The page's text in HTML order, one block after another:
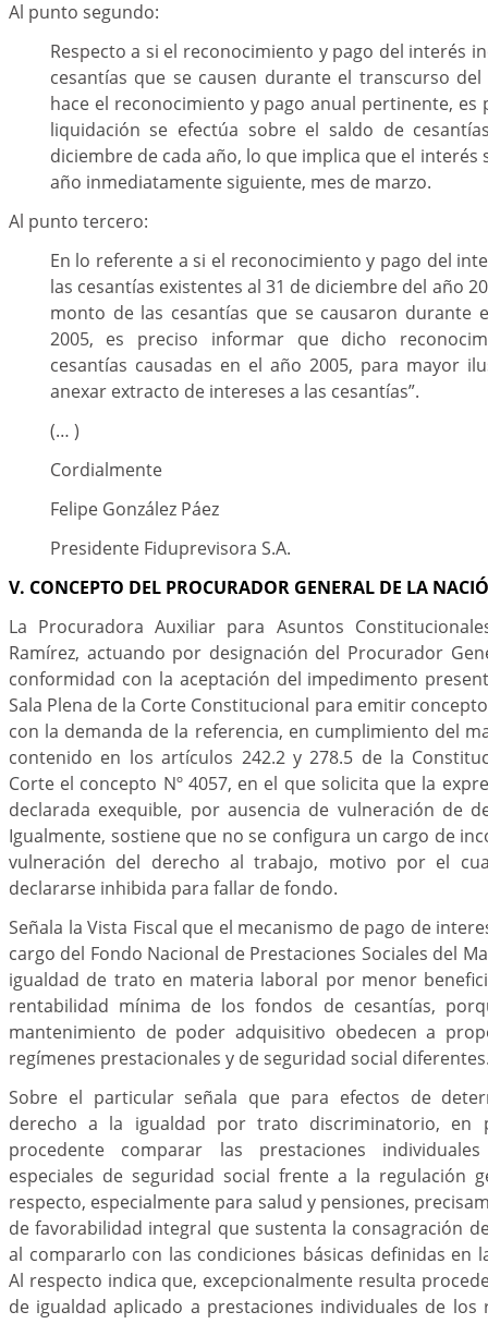
Al punto segundo:
Respecto a si el reconocimiento y pago del interés
cesantías que se causen durante el transcurso
hace el reconocimiento y pago anual pertinente, es
liquidación se efectúa sobre el saldo de
diciembre de cada año, lo que implica que el interés
año inmediatamente siguiente, mes de marzo.
Al punto tercero:
En lo referente a si el reconocimiento y pago del
las cesantías existentes al 31 de diciembre del año
monto de las cesantías que se causaron durante
2005, es preciso informar que dicho
cesantías causadas en el año 2005, para mayor
anexar extracto de intereses a las cesantías”.
(… )
Cordialmente
Felipe González Páez
Presidente Fiduprevisora S.A.
V. CONCEPTO DEL PROCURADOR GENERAL DE LA
La Procuradora Auxiliar para Asuntos
Ramírez, actuando por designación del Procurador
conformidad con la aceptación del impedimento
Sala Plena de la Corte Constitucional para emitir
con la demanda de la referencia, en cumplimiento del
contenido en los artículos 242.2 y 278.5 de la
Corte el concepto Nº 4057, en el que solicita que la
declarada exequible, por ausencia de vulneración de
Igualmente, sostiene que no se configura un cargo de
vulneración del derecho al trabajo, motivo por el
declararse inhibida para fallar de fondo.
Señala la Vista Fiscal que el mecanismo de pago de
cargo del Fondo Nacional de Prestaciones Sociales del
igualdad de trato en materia laboral por menor
rentabilidad mínima de los fondos de cesantías,
mantenimiento de poder adquisitivo obedecen a
regímenes prestacionales y de seguridad social
Sobre el particular señala que para efectos de
derecho a la igualdad por trato discriminatorio, en
procedente comparar las prestaciones
especiales de seguridad social frente a la regulación
respecto, especialmente para salud y pensiones,
de favorabilidad integral que sustenta la consagración
al compararlo con las condiciones básicas definidas en
Al respecto indica que, excepcionalmente resulta
de igualdad aplicado a prestaciones individuales de los